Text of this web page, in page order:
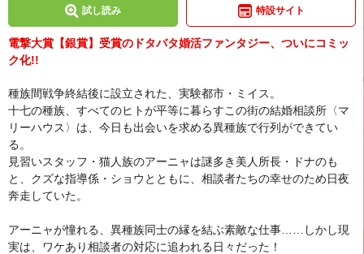
試し読み 特設サイト
電撃大賞【銀賞】受賞のドタバタ婚活ファンタジー、ついにコミッ
ク化!!
種族間戦争終結後に設立された、実験都市・ミイス。
十七の種族、すべてのヒトが平等に暮らすこの街の結婚相談所〈マ
リーハウス〉は、今日も出会いを求める異種族で行列ができてい
る。
見習いスタッフ・猫人族のアーニャは謎多き美人所長・ドナのも
と、クズな指導係・ショウとともに、相談者たちの幸せのため日夜
奔走していた。
アーニャが憧れる、異種族同士の縁を結ぶ素敵な仕事……しかし現
実は、ワケあり相談者の対応に追われる日々だった！